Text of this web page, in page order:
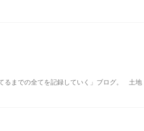
るまでの全てを記録していく」ブログ。 土地